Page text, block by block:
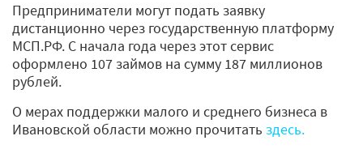
Предприниматели могут подать заявку
дистанционно через государственную платформу
МСП.РФ. С начала года через этот сервис
оформлено 107 займов на сумму 187 миллионов
рублей.
О мерах поддержки малого и среднего бизнеса в
Ивановской области можно прочитать здесь.